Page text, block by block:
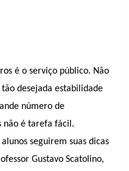
é o serviço público. Não
desejada estabilidade
número de
não é tarefa fácil.
seguirem suas dicas
Gustavo Scatolino,